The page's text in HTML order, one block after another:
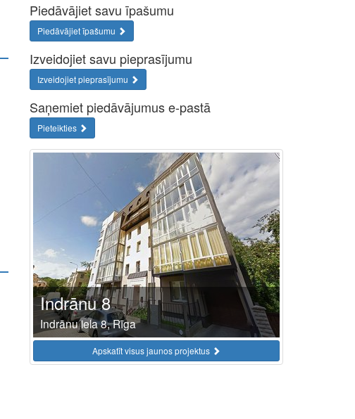
Piedāvājiet savu īpašumu
Piedāvājiet īpašumu
Izveidojiet savu pieprasījumu
Izveidojiet pieprasījumu
Saņemiet piedāvājumus e-pastā
Pieteikties
Indrānu 8
Indrānu iela 8, Rīga
Apskatīt visus jaunos projektus